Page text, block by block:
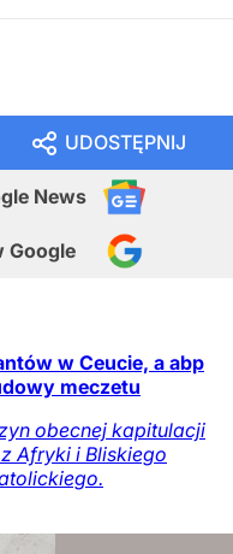
UDOSTĘPNIJ
News
Google
w Ceucie, a abp
meczetu
obecnej kapitulacji
Afryki i Bliskiego